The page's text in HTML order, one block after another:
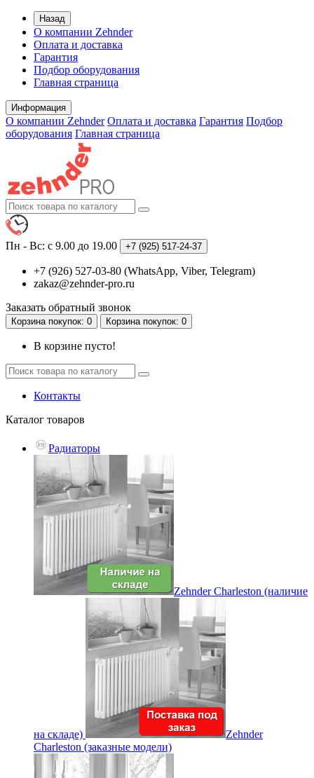
Назад
О компании Zehnder
Оплата и доставка
Гарантия
Подбор оборудования
Главная страница
Информация
О компании Zehnder Оплата и доставка Гарантия Подбор
оборудования Главная страница
Пн - Вс: с 9.00 до 19.00 +7 (925) 517-24-37
+7 (926) 527-03-80 (WhatsApp, Viber, Telegram)
zakaz@zehnder-pro.ru
Заказать обратный звонок
Корзинапокупок: 0 Корзинапокупок: 0
В корзине пусто!
Контакты
Каталог товаров
Радиаторы
Zehnder Charleston (наличие
на складе)
Zehnder
Charleston (заказные модели)